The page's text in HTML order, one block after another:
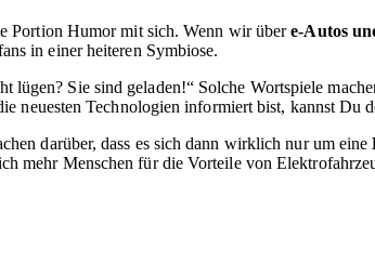
Portion Humor mit sich. Wenn wir übere-Autos
in einer heiteren Symbiose.
Sie sind geladen!“ Solche Wortspiele
neuesten Technologien informiert bist, kannst Du
darüber, dass es sich dann wirklich nur um eine
mehr Menschen für die Vorteile von